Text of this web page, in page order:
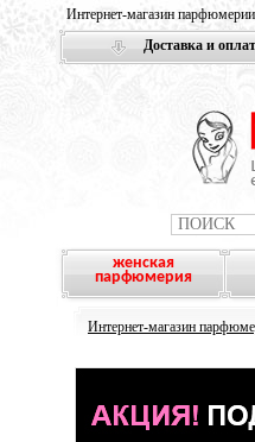
Интернет-магазин
Доставка и
женская
парфюмерия
Интернет-магазин